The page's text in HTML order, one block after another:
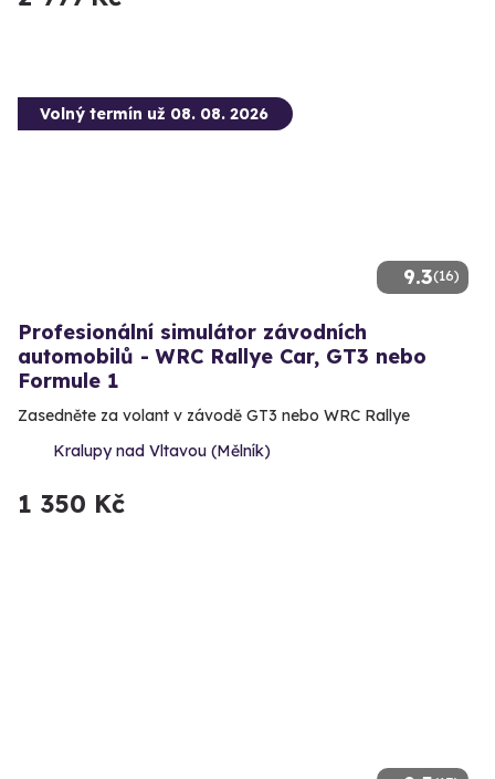
9.3(16)
Volný termín už 08. 08. 2026
Profesionální simulátor závodních
automobilů - WRC Rallye Car, GT3 nebo
Formule 1
Zasedněte za volant v závodě GT3 nebo WRC Rallye
Kralupy nad Vltavou (Mělník)
1 350 Kč